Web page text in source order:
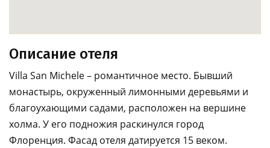
Описание отеля
Villa San Michele – романтичное место. Бывший
монастырь, окруженный лимонными деревьями и
благоухающими садами, расположен на вершине
холма. У его подножия раскинулся город
Флоренция. Фасад отеля датируется 15 веком.